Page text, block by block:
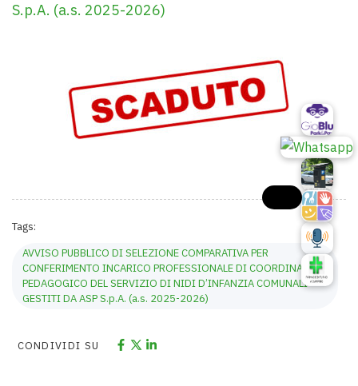
S.p.A. (a.s. 2025-2026)
Tags:
AVVISO PUBBLICO DI SELEZIONE COMPARATIVA PER
CONFERIMENTO INCARICO PROFESSIONALE DI COORDINATORE
PEDAGOGICO DEL SERVIZIO DI NIDI D’INFANZIA COMUNALI
GESTITI DA ASP S.p.A. (a.s. 2025-2026)
CONDIVIDI SU